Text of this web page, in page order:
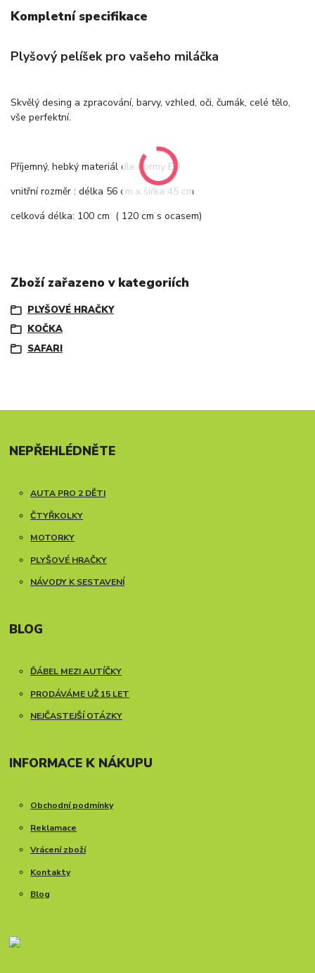
Kompletní specifikace
Plyšový pelíšek pro vašeho miláčka
Skvělý desing a zpracování, barvy, vzhled, oči, čumák, celé tělo,
vše perfektní.
Příjemný, hebký materiál dle normy EU.
vnitřní rozměr : délka 56 cm x šířka 45 cm
celková délka: 100 cm ( 120 cm s ocasem)
Zboží zařazeno v kategoriích
PLYŠOVÉ HRAČKY
KOČKA
SAFARI
NEPŘEHLÉDNĚTE
AUTA PRO 2 DĚTI
ČTYŘKOLKY
MOTORKY
PLYŠOVÉ HRAČKY
NÁVODY K SESTAVENÍ
BLOG
ĎÁBEL MEZI AUTÍČKY
PRODÁVÁME UŽ 15 LET
NEJČASTEJŠÍ OTÁZKY
INFORMACE K NÁKUPU
Obchodní podmínky
Reklamace
Vrácení zboží
Kontakty
Blog